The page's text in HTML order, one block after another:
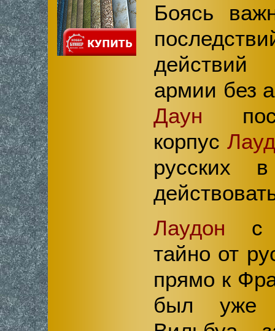
Боясь
армии без
Даун
корпус
русских
Лаудон с
тайно от
прямо к
был уже